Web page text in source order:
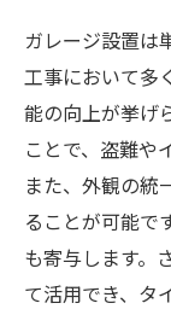
ガレージ設置は
工事において多
能の向上が挙げ
ことで、盗難や
また、外観の統
ることが可能で
も寄与します。
て活用でき、タ